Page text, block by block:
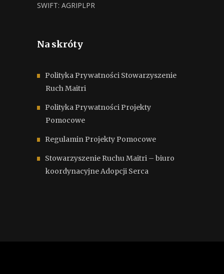
SWIFT: AGRIPLPR
Na skróty
Polityka Prywatności Stowarzyszenie
Ruch Maitri
Polityka Prywatności Projekty
Pomocowe
Regulamin Projekty Pomocowe
Stowarzyszenie Ruchu Maitri – biuro
koordynacyjne Adopcji Serca